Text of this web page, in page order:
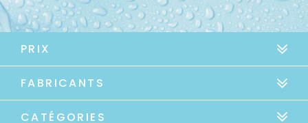
PRIX
FABRICANTS
CATÉGORIES